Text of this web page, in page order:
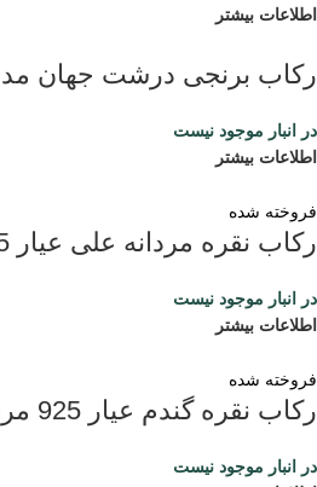
اطلاعات بیشتر
رکاب برنجی درشت جهان
در انبار موجود نیست
اطلاعات بیشتر
فروخته شده
رکاب نقره مردانه علی عیار 925
در انبار موجود نیست
اطلاعات بیشتر
فروخته شده
رکاب نقره گندم عیار 925 مردانه
در انبار موجود نیست